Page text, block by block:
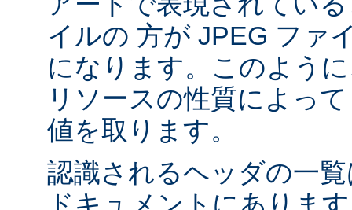
イルの 方が JPEG ファ
になります。このよう
リソースの性質によっ
値を取ります。
認識されるヘッダの一
ドキュメントにありま